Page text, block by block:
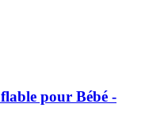
pour Bébé -​